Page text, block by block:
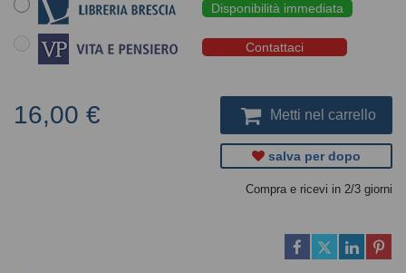
Disponibilità immediata
Contattaci
16,00 € Metti nel carrello
salva per dopo
Compra e ricevi in 2/3 giorni